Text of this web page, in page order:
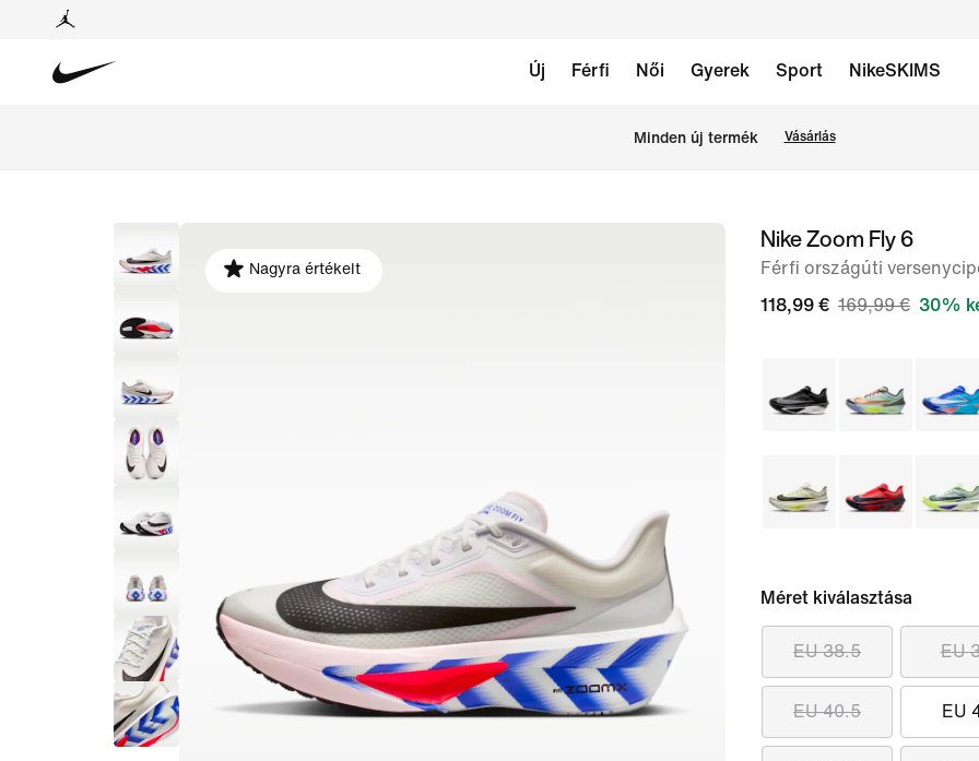
Új Férfi Női Gyerek Sport NikeSKIMS
Minden új termék Vásárlás
Nagyra értékelt
Nike Zoom Fly 6
Férfi országúti
118,99 € 169,99 € 30%
Méret kiválasztása
EU 38.5 EU
EU 40.5 EU